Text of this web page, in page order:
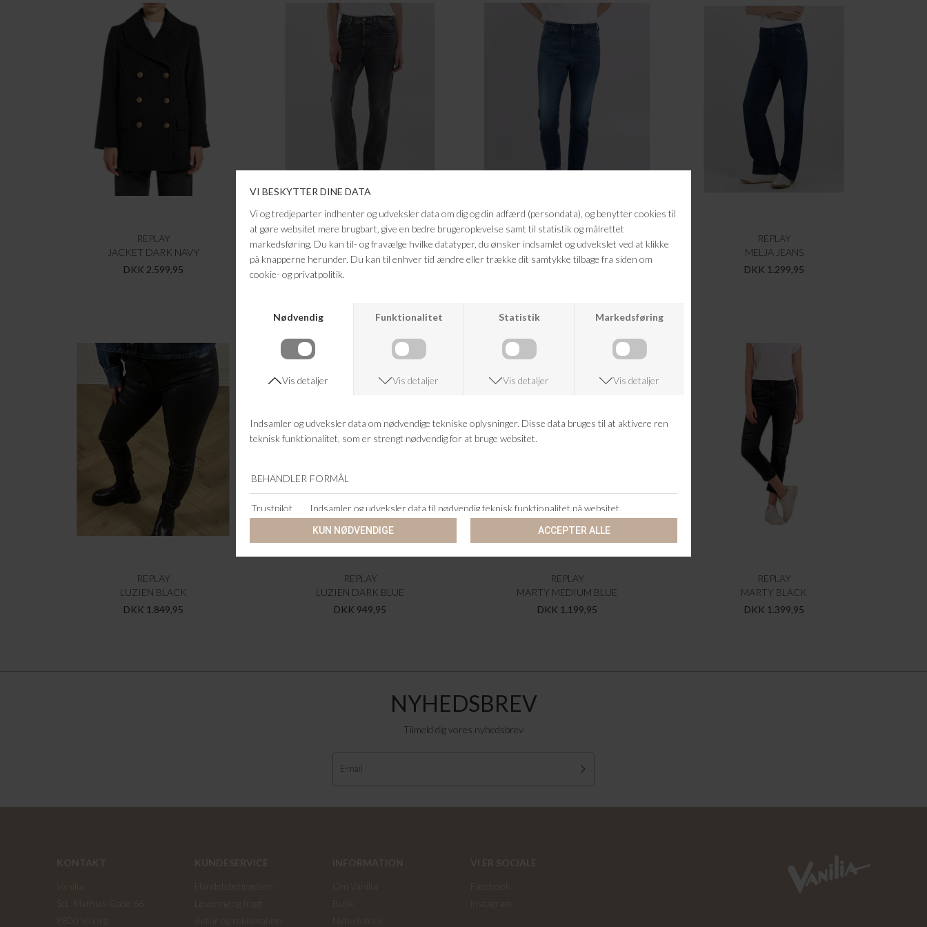
REPLAY
JACKET DARK NAVY
DKK 2.599,95
REPLAY
MAIJKE MEDIUM GREY
DKK 1.399,95
REPLAY
MARTY MEDIUM BLUE
REPLAY
MELJA JEANS
DKK 1.299,95
REPLAY
LUZIEN BLACK
DKK 1.849,95
REPLAY
LUZIEN DARK BLUE
DKK 949,95
REPLAY
MARTY MEDIUM BLUE
DKK 1.199,95
REPLAY
MARTY BLACK
DKK 1.399,95
NYHEDSBREV
Tilmeld dig vores nyhedsbrev
KONTAKT
KUNDESERVICE
INFORMATION
VI ER SOCIALE